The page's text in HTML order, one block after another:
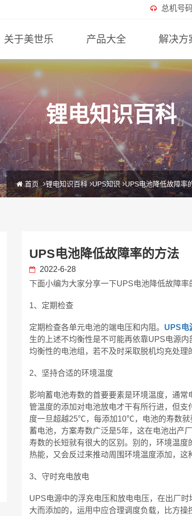
总机号
关于美世乐 产品大全 解决方
锂电知识百科
首页 锂电知识百科 UPS知识 UPS电池降低故障率
UPS电池降低故障率的方法
2022-6-28
下面小编为大家分享一下UPS电池降低故障率
1、定期检查
定期检查各单元电池的端电压和内阻。 UPS电
生的上述不均衡性是不可能再依靠UPS电源
均衡性的电池组，若不及时采取脱机均充处理
2、坚持合适的环境温度
影响蓄电池寿数的首要要素是环境温度，通
管温度的添加对电池放电才干有所行进，但
度一旦超越25℃，每添加10℃，电池的寿数就
蓄电池，方案寿数广泛是5年，这在电池出产
寿数的长短就有很大的区别。别的，环境温
热能，又会反过来推动周围环境温度添加，这
3、守时充电放电
UPS电源中的浮充电压和放电电压，在出厂
大而添加的，运用中应合理调度负载，比方